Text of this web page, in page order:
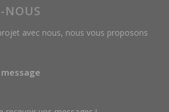
NOUS
avec nous, nous vous proposons